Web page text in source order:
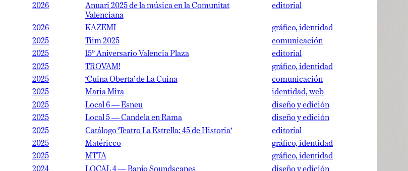
2026
Anuari 2025 de la música en la Comunitat
Valenciana
editorial
2026 KAZEMI
gráfico, identidad
2025
Tiim 2025
comunicación
2025
15º Aniversario Valencia Plaza
editorial
2025
TROVAM!
gráfico, identidad
2025
‘Cuina Oberta’ de La Cuina
comunicación
2025
Maria Mira
identidad, web
2025
Local 6 — Esneu
diseño y edición
2025
Local 5 — Candela en Rama
diseño y edición
2025
Catálogo ‘Teatro La Estrella: 45 de Historia’
editorial
2025
Matéricco
gráfico, identidad
2025
MTTA
gráfico, identidad
2024
LOCAL 4 — Banjo Soundscapes diseño y edición